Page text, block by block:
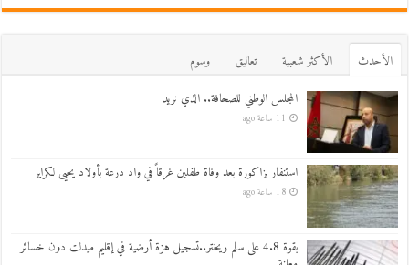
اﻷحدث اﻷكثر شعبية تعاليق
وسوم
المجلس الوطني للصحافة.. الذي نريد
11 ساعة ago
استنفار بزاكورة بعد وفاة طفلين غرقاً في واد درعة بأولاد يحيى لكراير
18 ساعة ago
بقوة 4.8 على سلم ريختر..تسجيل هزة أرضية في إقليم ميدلت دون خسائر